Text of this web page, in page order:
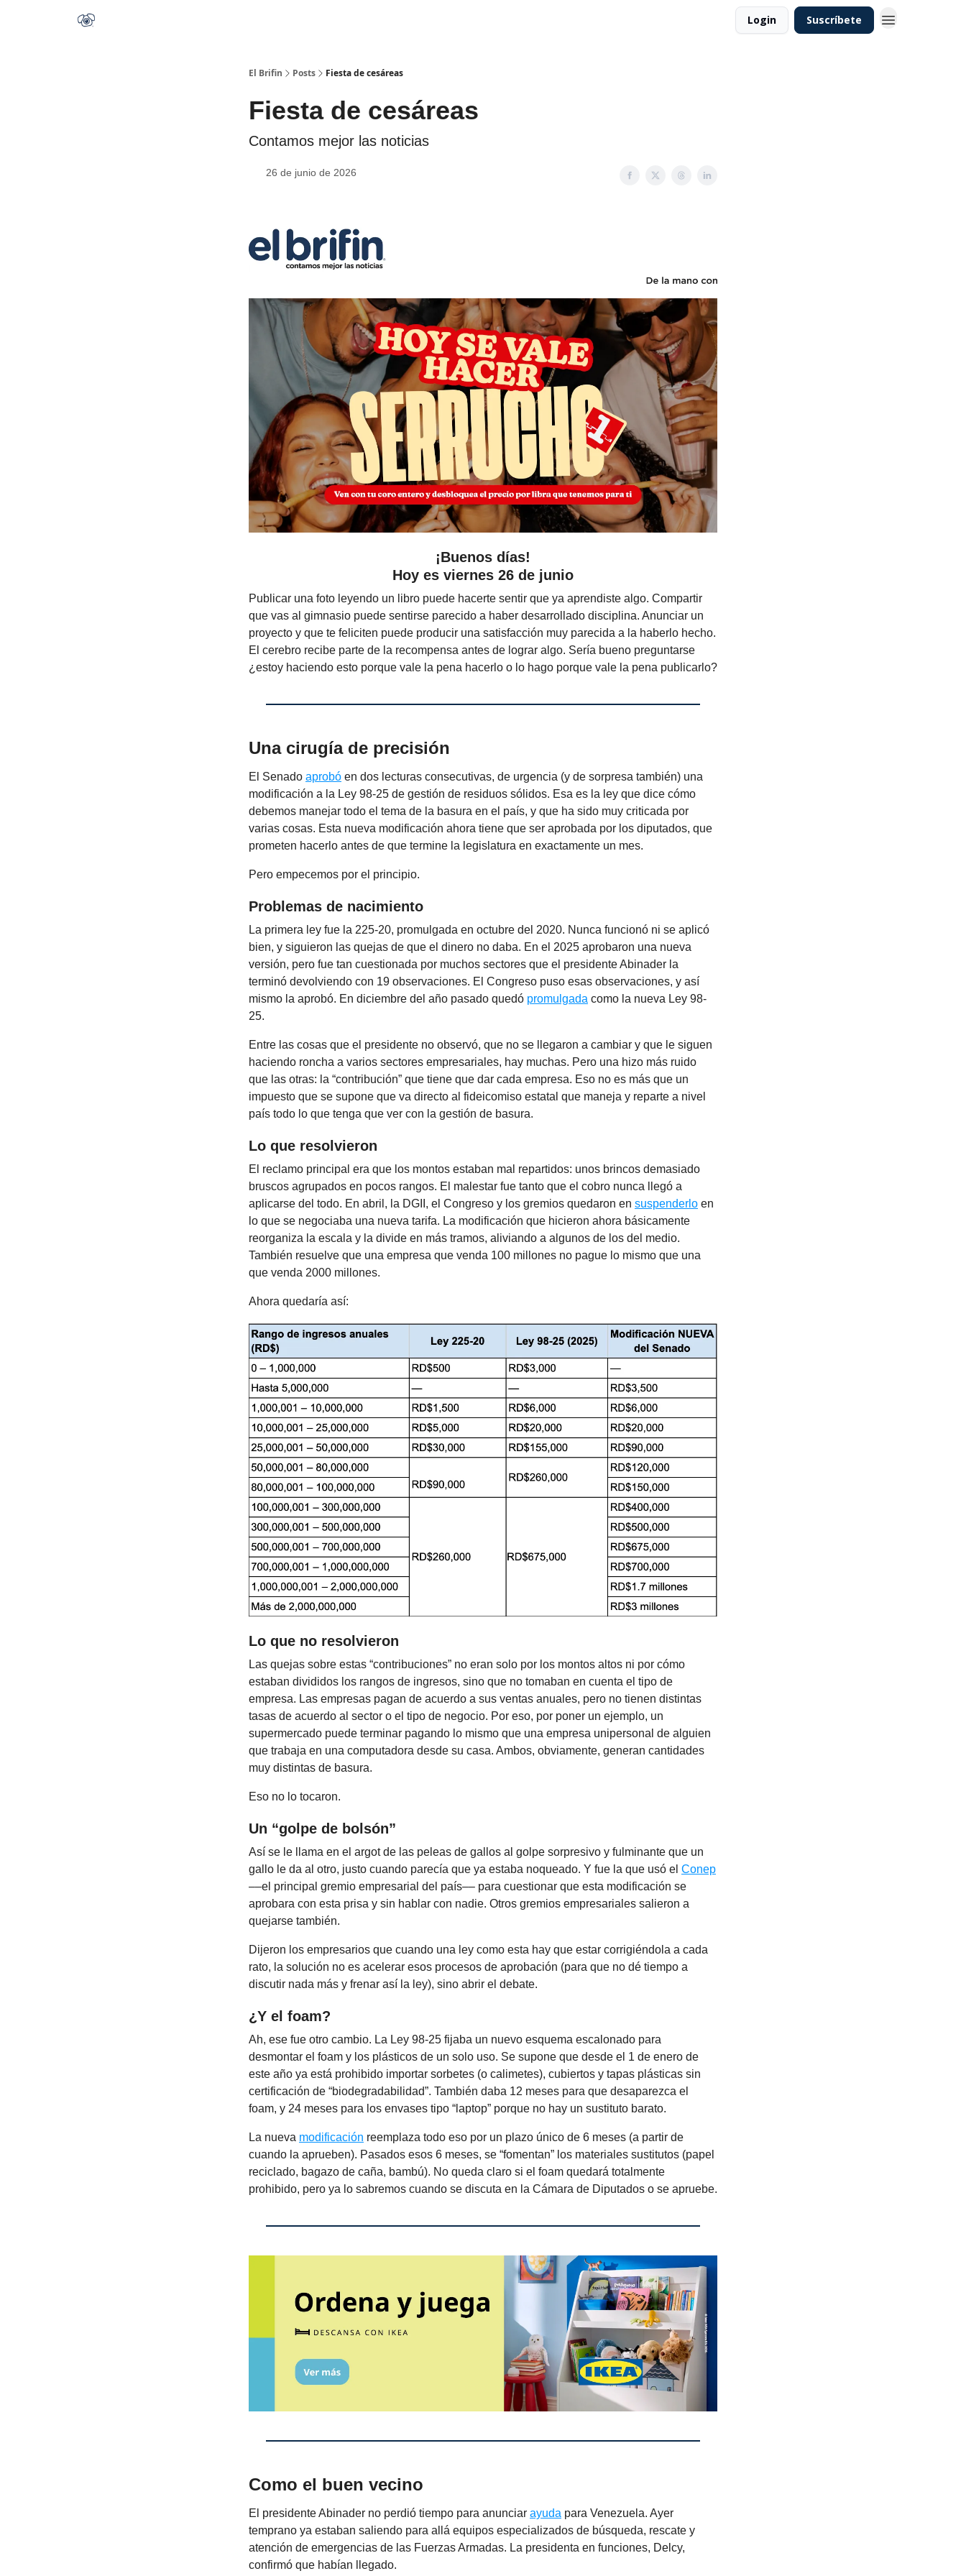
Login Suscríbete
El Brifin Posts Fiesta de cesáreas
Fiesta de cesáreas
Contamos mejor las noticias
26 de junio de 2026
¡Buenos días!
Hoy es viernes 26 de junio
Publicar una foto leyendo un libro puede hacerte sentir que ya aprendiste algo. Compartir
que vas al gimnasio puede sentirse parecido a haber desarrollado disciplina. Anunciar un
proyecto y que te feliciten puede producir una satisfacción muy parecida a la haberlo hecho.
El cerebro recibe parte de la recompensa antes de lograr algo. Sería bueno preguntarse
¿estoy haciendo esto porque vale la pena hacerlo o lo hago porque vale la pena publicarlo?
Una cirugía de precisión
El Senado aprobó en dos lecturas consecutivas, de urgencia (y de sorpresa también) una
modificación a la Ley 98-25 de gestión de residuos sólidos. Esa es la ley que dice cómo
debemos manejar todo el tema de la basura en el país, y que ha sido muy criticada por
varias cosas. Esta nueva modificación ahora tiene que ser aprobada por los diputados, que
prometen hacerlo antes de que termine la legislatura en exactamente un mes.
Pero empecemos por el principio.
Problemas de nacimiento
La primera ley fue la 225-20, promulgada en octubre del 2020. Nunca funcionó ni se aplicó
bien, y siguieron las quejas de que el dinero no daba. En el 2025 aprobaron una nueva
versión, pero fue tan cuestionada por muchos sectores que el presidente Abinader la
terminó devolviendo con 19 observaciones. El Congreso puso esas observaciones, y así
mismo la aprobó. En diciembre del año pasado quedó promulgada como la nueva Ley 98-
25.
Entre las cosas que el presidente no observó, que no se llegaron a cambiar y que le siguen
haciendo roncha a varios sectores empresariales, hay muchas. Pero una hizo más ruido
que las otras: la “contribución” que tiene que dar cada empresa. Eso no es más que un
impuesto que se supone que va directo al fideicomiso estatal que maneja y reparte a nivel
país todo lo que tenga que ver con la gestión de basura.
Lo que resolvieron
El reclamo principal era que los montos estaban mal repartidos: unos brincos demasiado
bruscos agrupados en pocos rangos. El malestar fue tanto que el cobro nunca llegó a
aplicarse del todo. En abril, la DGII, el Congreso y los gremios quedaron en suspenderlo en
lo que se negociaba una nueva tarifa. La modificación que hicieron ahora básicamente
reorganiza la escala y la divide en más tramos, aliviando a algunos de los del medio.
También resuelve que una empresa que venda 100 millones no pague lo mismo que una
que venda 2000 millones.
Ahora quedaría así:
Lo que no resolvieron
Las quejas sobre estas “contribuciones” no eran solo por los montos altos ni por cómo
estaban divididos los rangos de ingresos, sino que no tomaban en cuenta el tipo de
empresa. Las empresas pagan de acuerdo a sus ventas anuales, pero no tienen distintas
tasas de acuerdo al sector o el tipo de negocio. Por eso, por poner un ejemplo, un
supermercado puede terminar pagando lo mismo que una empresa unipersonal de alguien
que trabaja en una computadora desde su casa. Ambos, obviamente, generan cantidades
muy distintas de basura.
Eso no lo tocaron.
Un “golpe de bolsón”
Así se le llama en el argot de las peleas de gallos al golpe sorpresivo y fulminante que un
gallo le da al otro, justo cuando parecía que ya estaba noqueado. Y fue la que usó el Conep
––el principal gremio empresarial del país–– para cuestionar que esta modificación se
aprobara con esta prisa y sin hablar con nadie. Otros gremios empresariales salieron a
quejarse también.
Dijeron los empresarios que cuando una ley como esta hay que estar corrigiéndola a cada
rato, la solución no es acelerar esos procesos de aprobación (para que no dé tiempo a
discutir nada más y frenar así la ley), sino abrir el debate.
¿Y el foam?
Ah, ese fue otro cambio. La Ley 98-25 fijaba un nuevo esquema escalonado para
desmontar el foam y los plásticos de un solo uso. Se supone que desde el 1 de enero de
este año ya está prohibido importar sorbetes (o calimetes), cubiertos y tapas plásticas sin
certificación de “biodegradabilidad”. También daba 12 meses para que desaparezca el
foam, y 24 meses para los envases tipo “laptop” porque no hay un sustituto barato.
La nueva modificación reemplaza todo eso por un plazo único de 6 meses (a partir de
cuando la aprueben). Pasados esos 6 meses, se “fomentan” los materiales sustitutos (papel
reciclado, bagazo de caña, bambú). No queda claro si el foam quedará totalmente
prohibido, pero ya lo sabremos cuando se discuta en la Cámara de Diputados o se apruebe.
Como el buen vecino
El presidente Abinader no perdió tiempo para anunciar ayuda para Venezuela. Ayer
temprano ya estaban saliendo para allá equipos especializados de búsqueda, rescate y
atención de emergencias de las Fuerzas Armadas. La presidenta en funciones, Delcy,
confirmó que habían llegado.